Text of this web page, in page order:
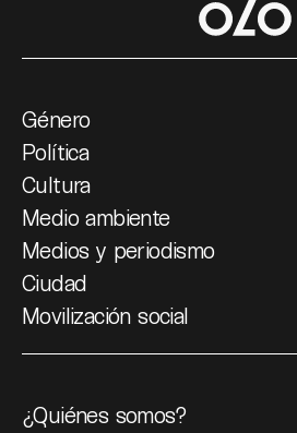
Género
Política
Cultura
Medio ambiente
Medios y periodismo
Ciudad
Movilización social
¿Quiénes somos?